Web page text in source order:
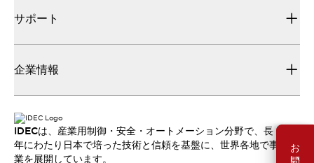
サポート
企業情報
IDECは、産業用制御・安全・オートメーション分野で、長
年にわたり日本で培った技術と信頼を基盤に、世界各地で事
業を展開しています。